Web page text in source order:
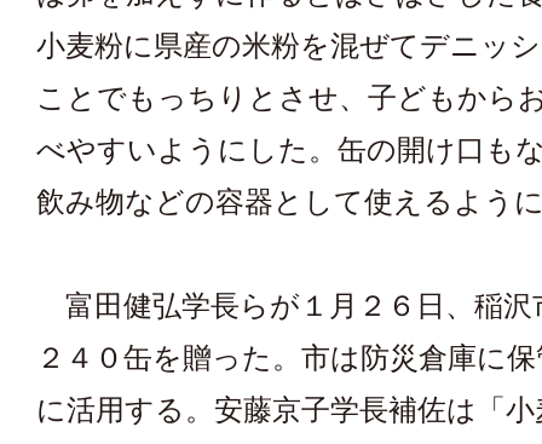
小麦粉に県産の米粉を混ぜてデニッ
ことでもっちりとさせ、子どもから
べやすいようにした。缶の開け口も
飲み物などの容器として使えるよう
富田健弘学長らが１月２６日、稲沢
２４０缶を贈った。市は防災倉庫に
に活用する。安藤京子学長補佐は「